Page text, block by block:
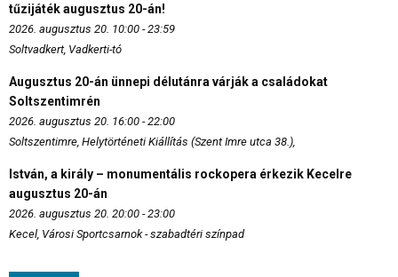
tűzijáték augusztus 20-án!
2026. augusztus 20. 10:00 - 23:59
Soltvadkert, Vadkerti-tó
Augusztus 20-án ünnepi délutánra várják a családokat
Soltszentimrén
2026. augusztus 20. 16:00 - 22:00
Soltszentimre, Helytörténeti Kiállítás (Szent Imre utca 38.),
István, a király – monumentális rockopera érkezik Kecelre
augusztus 20-án
2026. augusztus 20. 20:00 - 23:00
Kecel, Városi Sportcsarnok - szabadtéri színpad